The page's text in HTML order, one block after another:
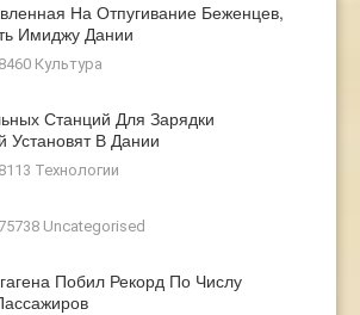
На Отпугивание Беженцев,
Имиджу Дании
Культура
Станций Для Зарядки
Установят В Дании
Технологии
Uncategorised
Побил Рекорд По Числу